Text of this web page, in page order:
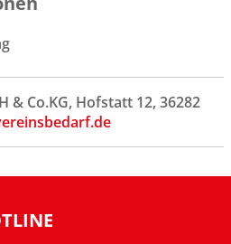
& Co.KG, Hofstatt 12, 36282